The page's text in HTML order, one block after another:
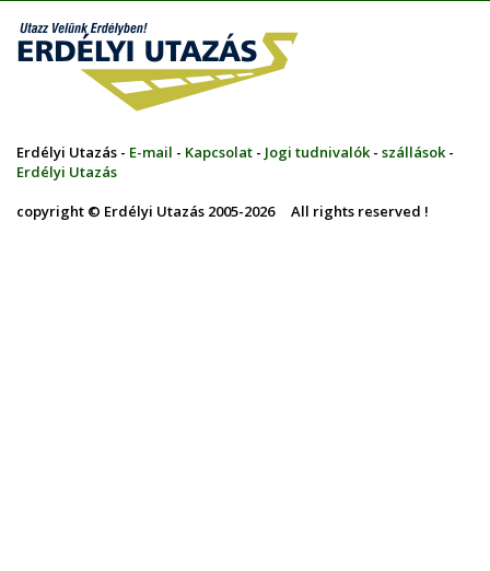
Erdélyi Utazás - E-mail - Kapcsolat - Jogi tudnivalók- szállások-
Erdélyi Utazás
copyright © Erdélyi Utazás 2005-2026 All rights reserved !